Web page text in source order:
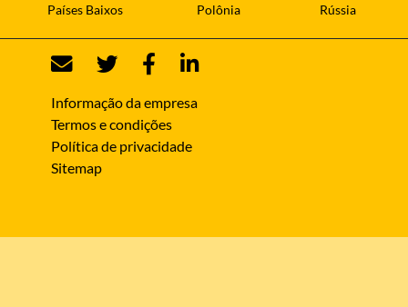
Países Baixos Polônia Rússia
Informação da empresa
Termos e condições
Política de privacidade
Sitemap